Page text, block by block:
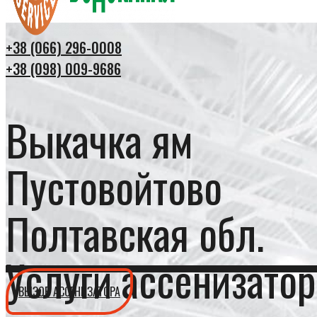
+38 (066) 296-0008
+38 (098) 009-9686
Выкачка ям
Пустовойтово
Полтавская обл.
Услуги
ВЫЗОВ АССЕНИЗАТОРА